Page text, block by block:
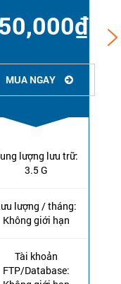
MUA NGAY
lượng lưu trữ:
3.5 G
lượng / tháng:
Không giới hạn
Tài khoản
FTP/Database: